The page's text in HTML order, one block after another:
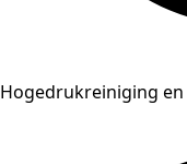
Hogedrukreiniging en